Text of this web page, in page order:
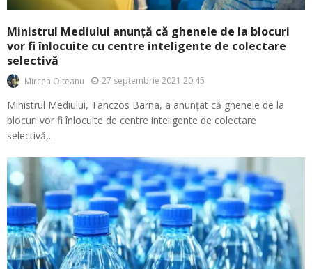
Ministrul Mediului anunță că ghenele de la blocuri
vor fi înlocuite cu centre inteligente de colectare
selectivă
Mircea Olteanu 27 septembrie 2021 20:45
Ministrul Mediului, Tanczos Barna, a anunțat că ghenele de la
blocuri vor fi înlocuite de centre inteligente de colectare
selectivă,...